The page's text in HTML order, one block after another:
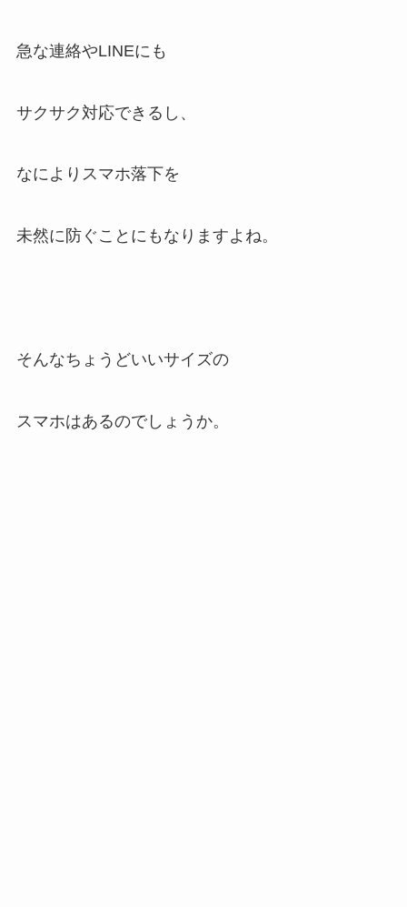
急な連絡やLINEにも
サクサク対応できるし、
なによりスマホ落下を
未然に防ぐことにもなりますよね。
そんなちょうどいいサイズの
スマホはあるのでしょうか。